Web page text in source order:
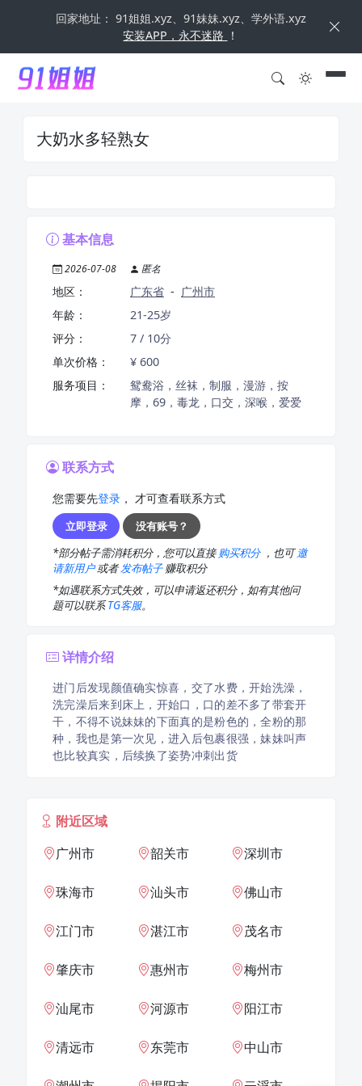
回家地址： 91姐姐.xyz、91妹妹.xyz、学外语.xyz
安装APP，永不迷路 ！
大奶水多轻熟女
基本信息
2026-07-08 匿名
地区： 广东省 - 广州市
年龄：
21-25岁
评分：
7 / 10分
单次价格：
¥ 600
服务项目：
鸳鸯浴，丝袜，制服，漫游，按
摩，69，毒龙，口交，深喉，爱爱
联系方式
您需要先登录 ， 才可查看联系方式
立即登录
没有账号？
*部分帖子需消耗积分，您可以直接购买积分 ，也可邀
请新用户或者发布帖子赚取积分
*如遇联系方式失效，可以申请返还积分，如有其他问
题可以联系TG客服。
详情介绍
进门后发现颜值确实惊喜，交了水费，开始洗澡，
洗完澡后来到床上，开始口，口的差不多了带套开
干，不得不说妹妹的下面真的是粉色的，全粉的那
种，我也是第一次见，进入后包裹很强，妹妹叫声
也比较真实，后续换了姿势冲刺出货
附近区域
广州市
韶关市 深圳市
珠海市 汕头市 佛山市
江门市 湛江市 茂名市
肇庆市 惠州市 梅州市
汕尾市 河源市 阳江市
清远市 东莞市 中山市